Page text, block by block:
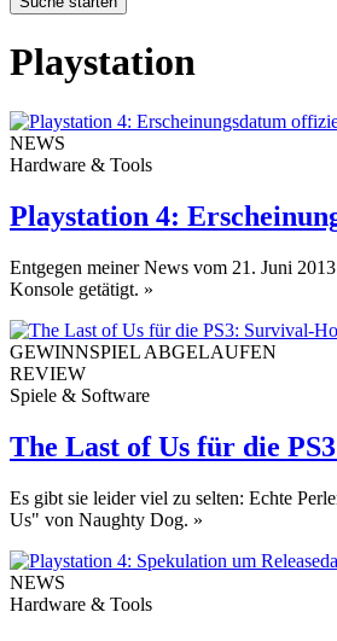
Playstation
NEWS
Hardware & Tools
Playstation 4:
Entgegen meiner News vom 21. Juni
Konsole getätigt. »
GEWINNSPIEL ABGELAUFEN
REVIEW
Spiele & Software
The Last of Us für die
Es gibt sie leider viel zu selten: Echte
Us" von Naughty Dog. »
NEWS
Hardware & Tools